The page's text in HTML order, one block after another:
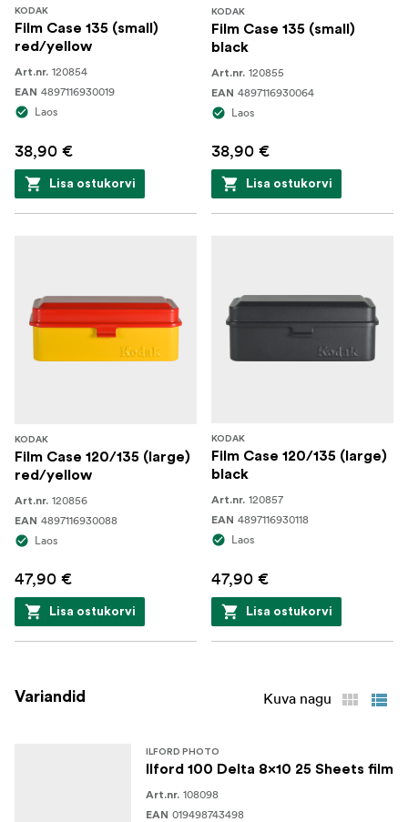
KODAK
Film Case 135 (small)
red/yellow
Art.nr. 120854
EAN 4897116930019
Laos
38,90 €
Lisa ostukorvi
KODAK
Film Case 135 (small)
black
Art.nr. 120855
EAN 4897116930064
Laos
38,90 €
Lisa ostukorvi
KODAK
Film Case 120/135 (large)
red/yellow
Art.nr. 120856
EAN 4897116930088
Laos
47,90 €
Lisa ostukorvi
KODAK
Film Case 120/135 (large)
black
Art.nr. 120857
EAN 4897116930118
Laos
47,90 €
Lisa ostukorvi
Variandid Kuva nagu
ILFORD PHOTO
Ilford 100 Delta 8x10 25 Sheets film
Art.nr. 108098
EAN 019498743498